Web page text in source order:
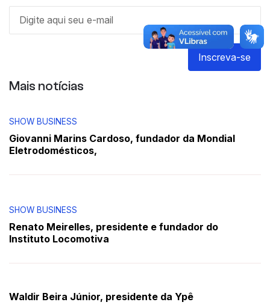
Inscreva-se
Mais notícias
SHOW BUSINESS
Giovanni Marins Cardoso, fundador da Mondial
Eletrodomésticos,
SHOW BUSINESS
Renato Meirelles, presidente e fundador do
Instituto Locomotiva
Waldir Beira Júnior, presidente da Ypê